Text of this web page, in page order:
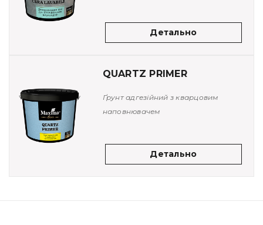
Детально
QUARTZ PRIMER
Ґрунт адгезійний з кварцовим
наповнювачем
Детально